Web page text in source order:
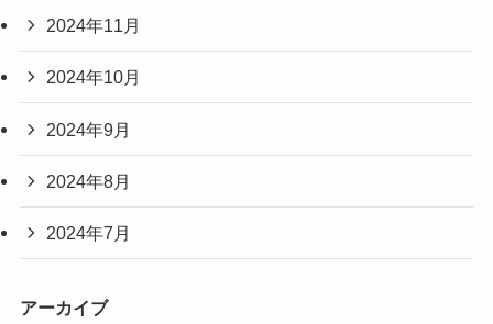
2024年11月
2024年10月
2024年9月
2024年8月
2024年7月
アーカイブ